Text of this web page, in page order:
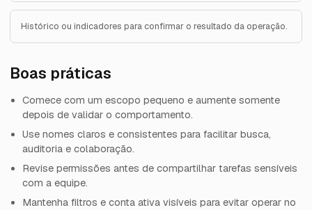
Histórico ou indicadores para confirmar o resultado da operação.
Boas práticas
Comece com um escopo pequeno e aumente somente
depois de validar o comportamento.
Use nomes claros e consistentes para facilitar busca,
auditoria e colaboração.
Revise permissões antes de compartilhar tarefas sensíveis
com a equipe.
Mantenha filtros e conta ativa visíveis para evitar operar no